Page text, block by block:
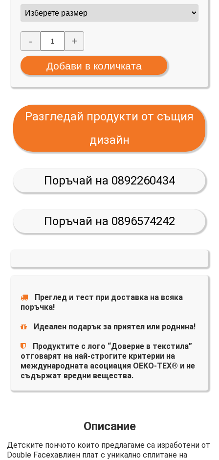
- +
Разгледай продукти от същия
дизайн
Поръчай на 0892260434
Поръчай на 0896574242
Преглед и тест при доставка на всяка
поръчка!
Идеален подарък за приятел или роднина!
Продуктите с лого “Доверие в текстила”
отговарят на най-строгите критерии на
международната асоциация OEKO-TEX® и не
съдържат вредни вещества.
Описание
Детските пончото които предлагаме са изработени от
Double Faceхавлиен плат с уникално сплитане на